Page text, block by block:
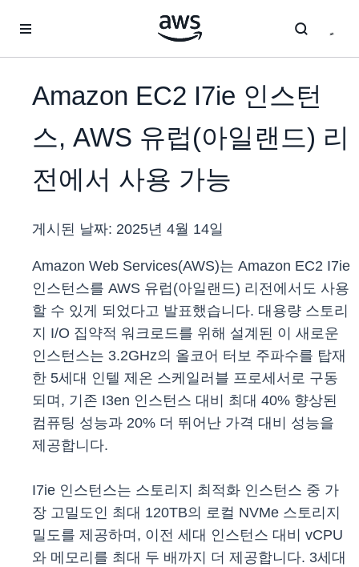
Amazon EC2 I7ie 인스턴
스, AWS 유럽(아일랜드) 리
전에서 사용 가능
게시된 날짜: 2025년 4월 14일
Amazon Web Services(AWS)는 Amazon EC2 I7ie
인스턴스를 AWS 유럽(아일랜드) 리전에서도 사용
할 수 있게 되었다고 발표했습니다. 대용량 스토리
지 I/O 집약적 워크로드를 위해 설계된 이 새로운
인스턴스는 3.2GHz의 올코어 터보 주파수를 탑재
한 5세대 인텔 제온 스케일러블 프로세서로 구동
되며, 기존 I3en 인스턴스 대비 최대 40% 향상된
컴퓨팅 성능과 20% 더 뛰어난 가격 대비 성능을
제공합니다.
I7ie 인스턴스는 스토리지 최적화 인스턴스 중 가
장 고밀도인 최대 120TB의 로컬 NVMe 스토리지
밀도를 제공하며, 이전 세대 인스턴스 대비 vCPU
와 메모리를 최대 두 배까지 더 제공합니다. 3세대